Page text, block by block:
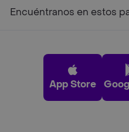
Encuéntranos en estos
App Store